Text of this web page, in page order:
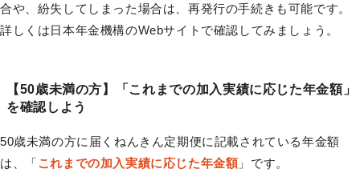
合や、紛失してしまった場合は、再発行の手続きも可能です。
詳しくは日本年金機構のWebサイトで確認してみましょう。
【50歳未満の方】「これまでの加入実績に応じた年金額」
を確認しよう
50歳未満の方に届くねんきん定期便に記載されている年金額
は、「これまでの加入実績に応じた年金額」です。